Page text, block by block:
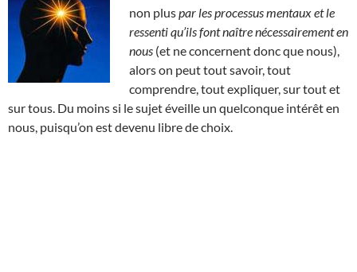
non pluspar les processus mentaux et le
ressenti qu’ils font naître nécessairement en
nous (et ne concernent donc que nous),
alors on peut tout savoir, tout
comprendre, tout expliquer, sur tout et
sur tous. Du moins si le sujet éveille un quelconque intérêt en
nous, puisqu’on est devenu libre de choix.